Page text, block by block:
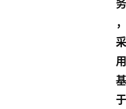
务
，
采
用
基
于